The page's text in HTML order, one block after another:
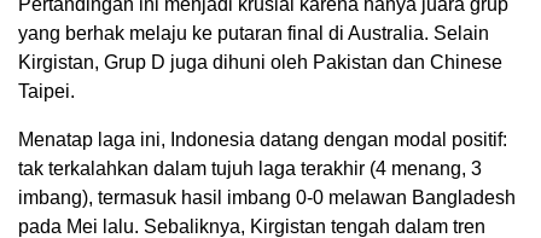
yang berhak melaju ke putaran final di Australia. Selain
Kirgistan, Grup D juga dihuni oleh Pakistan dan Chinese
Taipei.
Menatap laga ini, Indonesia datang dengan modal positif:
tak terkalahkan dalam tujuh laga terakhir (4 menang, 3
imbang), termasuk hasil imbang 0-0 melawan Bangladesh
pada Mei lalu. Sebaliknya, Kirgistan tengah dalam tren